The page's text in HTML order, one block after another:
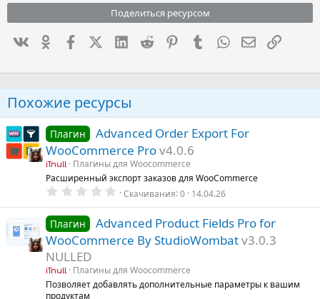
Поделиться ресурсом
ВконтактеОдноклассники
FacebookX (Twitter)LinkedIn
Reddit PinterestTumblrWhatsAppСсылка
Похожие ресурсы
Плагин
Advanced Order Export For
WooCommerce Prov4.0.6
iTnull
Плагины для Woocommerce
Расширенный экспорт заказов для WooCommerce
0
0
0
з
в
д
Скачивания 0 14.04.26
Плагин
Advanced Product Fields Pro for
WooCommerce By StudioWombatv3.0.3
NULLED
iTnull
Плагины для Woocommerce
Позволяет добавлять дополнительные параметры к вашим
продуктам